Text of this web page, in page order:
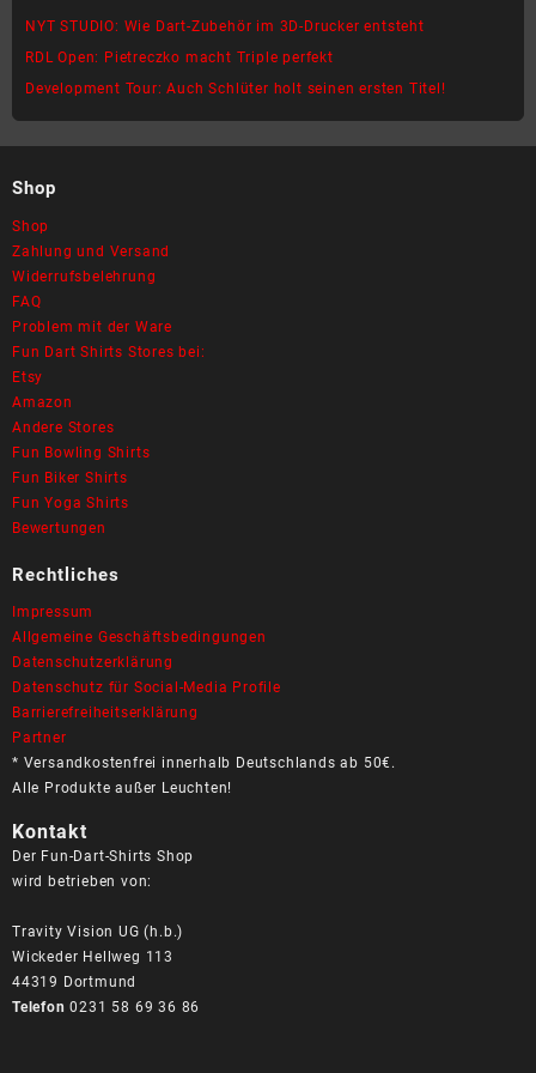
NYT STUDIO: Wie Dart-Zubehör im 3D-Drucker entsteht
RDL Open: Pietreczko macht Triple perfekt
Development Tour: Auch Schlüter holt seinen ersten Titel!
Shop
Shop
Zahlung und Versand
Widerrufsbelehrung
FAQ
Problem mit der Ware
Fun Dart Shirts Stores bei:
Etsy
Amazon
Andere Stores
Fun Bowling Shirts
Fun Biker Shirts
Fun Yoga Shirts
Bewertungen
Rechtliches
Impressum
Allgemeine Geschäftsbedingungen
Datenschutzerklärung
Datenschutz für Social-Media Profile
Barrierefreiheitserklärung
Partner
* Versandkostenfrei innerhalb Deutschlands ab 50€.
Alle Produkte außer Leuchten!
Kontakt
Der Fun-Dart-Shirts Shop
wird betrieben von:
Travity Vision UG (h.b.)
Wickeder Hellweg 113
44319 Dortmund
Telefon 0231 58 69 36 86